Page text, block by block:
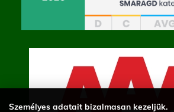
Személyes adatait bizalmasan kezeljük.